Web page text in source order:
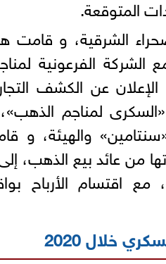
المتوقعة.
الشرقية، و قامت
اتفاقية عام 1994 مع الشركة
الإعلان عن الكشف
لمناجم الذهب»،
والهيئة، و
خلال 2020